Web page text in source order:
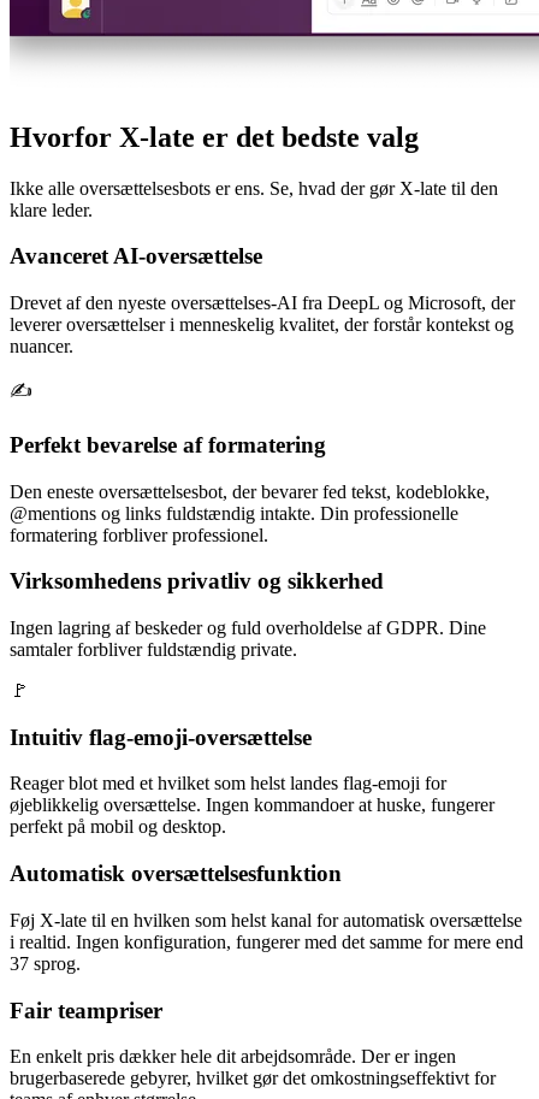
Hvorfor X-late er det bedste valg
Ikke alle oversættelsesbots er ens. Se, hvad der gør X-late til den
klare leder.
Avanceret AI-oversættelse
Drevet af den nyeste oversættelses-AI fra DeepL og Microsoft, der
leverer oversættelser i menneskelig kvalitet, der forstår kontekst og
nuancer.
✍️
Perfekt bevarelse af formatering
Den eneste oversættelsesbot, der bevarer fed tekst, kodeblokke,
@mentions og links fuldstændig intakte. Din professionelle
formatering forbliver professionel.
Virksomhedens privatliv og sikkerhed
Ingen lagring af beskeder og fuld overholdelse af GDPR. Dine
samtaler forbliver fuldstændig private.
🚩
Intuitiv flag-emoji-oversættelse
Reager blot med et hvilket som helst landes flag-emoji for
øjeblikkelig oversættelse. Ingen kommandoer at huske, fungerer
perfekt på mobil og desktop.
Automatisk oversættelsesfunktion
Føj X-late til en hvilken som helst kanal for automatisk oversættelse
i realtid. Ingen konfiguration, fungerer med det samme for mere end
37 sprog.
Fair teampriser
En enkelt pris dækker hele dit arbejdsområde. Der er ingen
brugerbaserede gebyrer, hvilket gør det omkostningseffektivt for